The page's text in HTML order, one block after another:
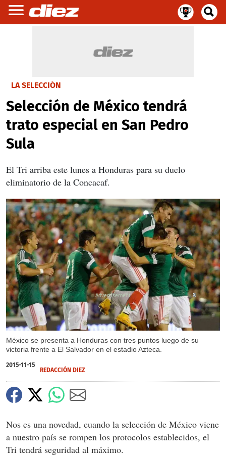
LA SELECCIÓN
Selección de México tendrá
trato especial en San Pedro
Sula
El Tri arriba este lunes a Honduras para su duelo
eliminatorio de la Concacaf.
México se presenta a Honduras con tres puntos luego de su
victoria frente a El Salvador en el estadio Azteca.
X
2015-11-15
REDACCIÓN DIEZ
Nos es una novedad, cuando la selección de México viene
a nuestro país se rompen los protocolos establecidos, el
Tri tendrá seguridad al máximo.